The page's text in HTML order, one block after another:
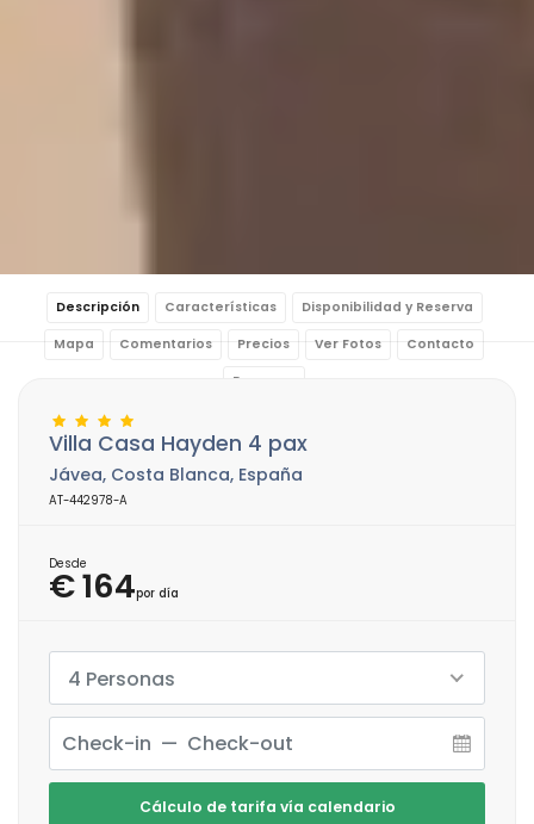
Descripción Características Disponibilidad y Reserva
Mapa Comentarios Precios Ver Fotos Contacto
Reservar
Villa Casa Hayden 4 pax
Jávea, Costa Blanca, España
AT-442978-A
Desde
€ 164por día
4 Personas
Cálculo de tarifa vía calendario